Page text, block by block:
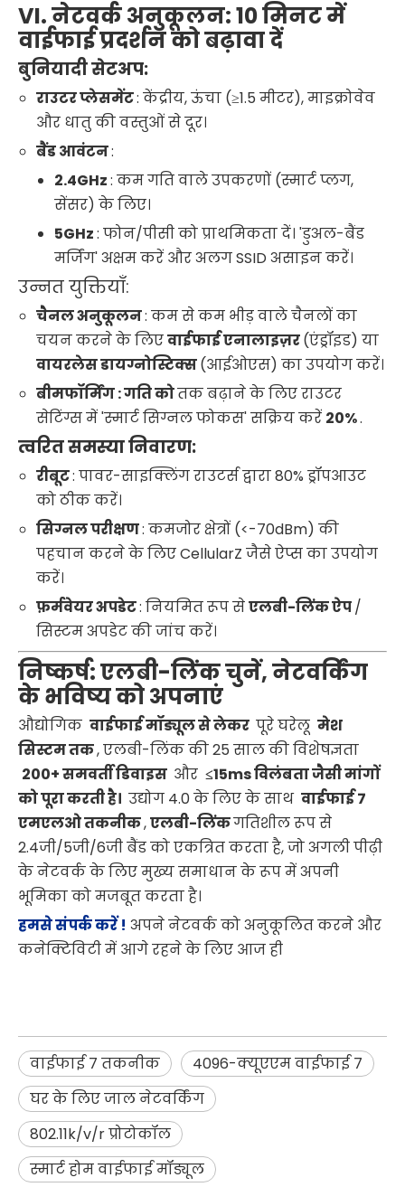
VI. नेटवर्क अनुकूलन: 10 मिनट में
वाईफाई प्रदर्शन को बढ़ावा दें
बुनियादी सेटअप:
राउटर प्लेसमेंट: केंद्रीय, ऊंचा (≥1.5 मीटर), माइक्रोवेव
और धातु की वस्तुओं से दूर।
बैंड आवंटन:
2.4GHz: कम गति वाले उपकरणों (स्मार्ट प्लग,
सेंसर) के लिए।
5GHz: फोन/पीसी को प्राथमिकता दें। 'डुअल-बैंड
मर्जिंग' अक्षम करें और अलग SSID असाइन करें।
उन्नत युक्तियाँ:
चैनल अनुकूलन: कम से कम भीड़ वाले चैनलों का
चयन करने के लिएवाईफाई एनालाइज़र(एंड्रॉइड) या
वायरलेस डायग्नोस्टिक्स(आईओएस) का उपयोग करें।
बीमफॉर्मिंग : गति कोतक बढ़ाने के लिए राउटर
सेटिंग्स में 'स्मार्ट सिग्नल फोकस' सक्रिय करें 20%.
त्वरित समस्या निवारण:
रीबूट: पावर-साइक्लिंग राउटर्स द्वारा 80% ड्रॉपआउट
को ठीक करें।
सिग्नल परीक्षण: कमजोर क्षेत्रों (<-70dBm) की
पहचान करने के लिए CellularZ जैसे ऐप्स का उपयोग
करें।
फ़र्मवेयर अपडेट: नियमित रूप सेएलबी-लिंक ऐप/
सिस्टम अपडेट की जांच करें।
निष्कर्ष: एलबी-लिंक चुनें, नेटवर्किंग
के भविष्य को अपनाएं
औद्योगिक वाईफाई मॉड्यूल से लेकर पूरे घरेलू मेश
सिस्टम तक, एलबी-लिंक की 25 साल की विशेषज्ञता
200+ समवर्ती डिवाइस और ≤15ms विलंबता जैसी मांगों
को पूरा करती है। उद्योग 4.0 के लिए के साथ वाईफाई 7
एमएलओ तकनीक,एलबी-लिंकगतिशील रूप से
2.4जी/5जी/6जी बैंड को एकत्रित करता है, जो अगली पीढ़ी
के नेटवर्क के लिए मुख्य समाधान के रूप में अपनी
भूमिका को मजबूत करता है।
हमसे संपर्क करें ! अपने नेटवर्क को अनुकूलित करने और
कनेक्टिविटी में आगे रहने के लिए आज ही
वाईफाई 7 तकनीक
4096-क्यूएएम वाईफाई 7
घर के लिए जाल नेटवर्किंग
802.11k/v/r प्रोटोकॉल
स्मार्ट होम वाईफाई मॉड्यूल